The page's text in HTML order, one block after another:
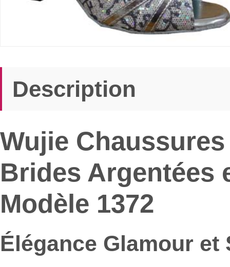
Description
Wujie
Brides Argentées
Modèle 1372
Élégance Glamour